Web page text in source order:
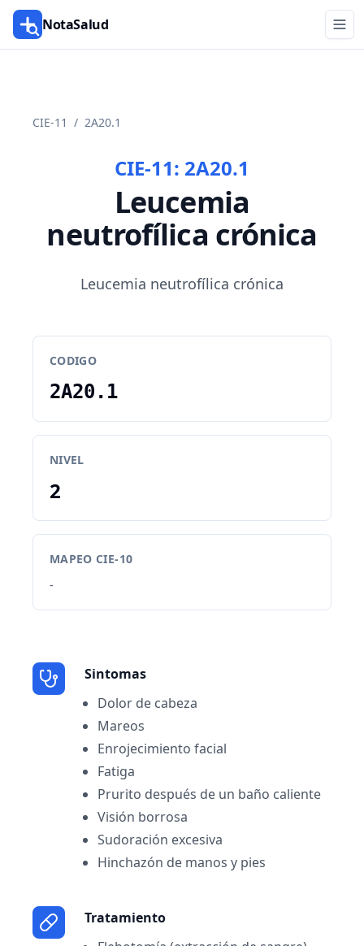
NotaSalud
CIE-11 / 2A20.1
CIE-11: 2A20.1
Leucemia
neutrofílica crónica
Leucemia neutrofílica crónica
CODIGO
2A20.1
NIVEL
2
MAPEO CIE-10
-
Sintomas
Dolor de cabeza
Mareos
Enrojecimiento facial
Fatiga
Prurito después de un baño caliente
Visión borrosa
Sudoración excesiva
Hinchazón de manos y pies
Tratamiento